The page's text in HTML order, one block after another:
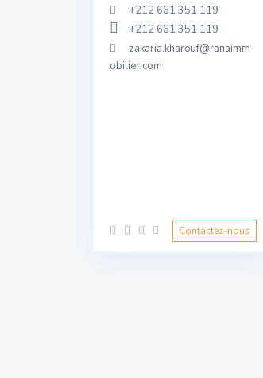
+212 661 351 119
+212 661 351 119
zakaria.kharouf@ranaimm
obilier.com
Contactez-nous